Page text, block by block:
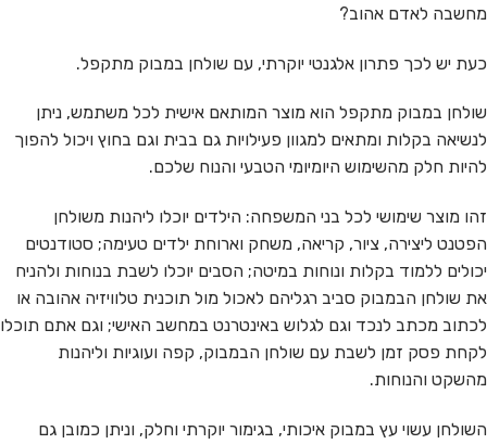
מחשבה לאדם אהוב?
כעת יש לכך פתרון אלגנטי יוקרתי, עם שולחן במבוק מתקפל.
שולחן במבוק מתקפל הוא מוצר המותאם אישית לכל משתמש, ניתן
לנשיאה בקלות ומתאים למגוון פעילויות גם בבית וגם בחוץ ויכול להפוך
להיות חלק מהשימוש היומיומי הטבעי והנוח שלכם.
זהו מוצר שימושי לכל בני המשפחה: הילדים יוכלו ליהנות משולחן
הפטנט ליצירה, ציור, קריאה, משחק וארוחת ילדים טעימה; סטודנטים
יכולים ללמוד בקלות ונוחות במיטה; הסבים יוכלו לשבת בנוחות ולהניח
את שולחן הבמבוק סביב רגליהם לאכול מול תוכנית טלוויזיה אהובה או
לכתוב מכתב לנכד וגם לגלוש באינטרנט במחשב האישי; וגם אתם תוכלו
לקחת פסק זמן לשבת עם שולחן הבמבוק, קפה ועוגיות וליהנות
מהשקט והנוחות.
השולחן עשוי עץ במבוק איכותי, בגימור יוקרתי וחלק, וניתן כמובן גם